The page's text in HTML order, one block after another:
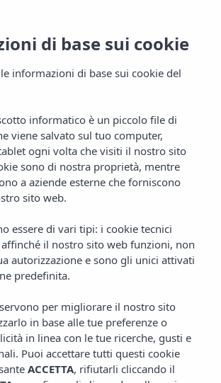
Vibra Jabeque
Città
Blue
GALLERIA
Galleria
di base sui cookie
informazioni di base sui cookie del
informatico è un piccolo file di
viene salvato sul tuo computer,
ogni volta che visiti il nostro sito
sono di nostra proprietà, mentre
a aziende esterne che forniscono
sito web.
essere di vari tipi: i cookie tecnici
il nostro sito web funzioni, non
autorizzazione e sono gli unici attivati
predefinita.
per migliorare il nostro sito
in base alle tue preferenze o
in linea con le tue ricerche, gusti e
Puoi accettare tutti questi cookie
ACCETTA, rifiutarli cliccando il